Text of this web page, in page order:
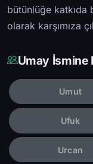
bütünlüğe
olarak karşımıza
Umay İsmine
Umut
Ufuk
Urcan